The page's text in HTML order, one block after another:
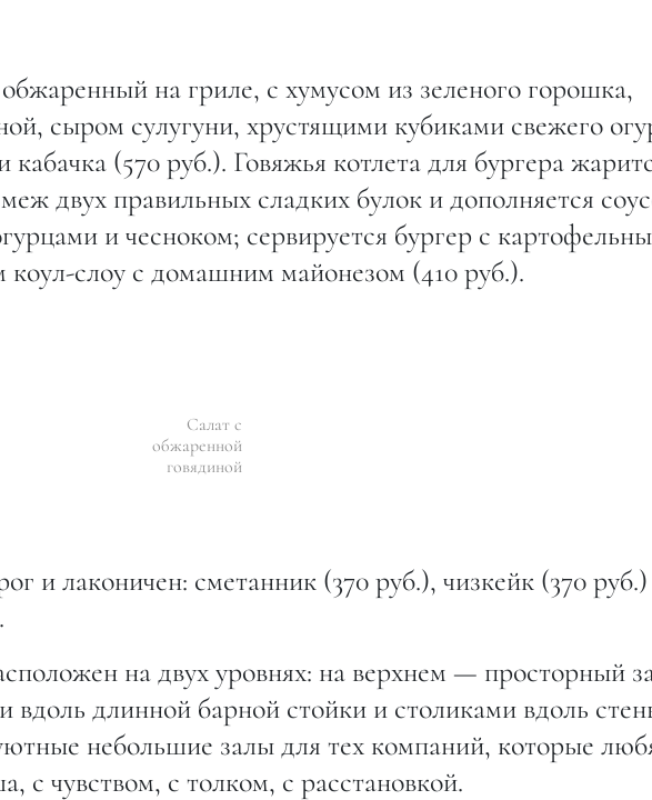
на гриле, с хумусом из зеленого горошка,
сыром сулугуни, хрустящими кубиками свежего
(570 руб.). Говяжья котлета для бургера
двух правильных сладких булок и дополняется
и чесноком; сервируется бургер с
коул-слоу с домашним майонезом (410 руб.).
Салат с
обжаренной
говядиной
и лаконичен: сметанник (370 руб.), чизкейк (370
на двух уровнях: на верхнем — просторный
длинной барной стойки и столиками вдоль
небольшие залы для тех компаний, которые
с чувством, с толком, с расстановкой.